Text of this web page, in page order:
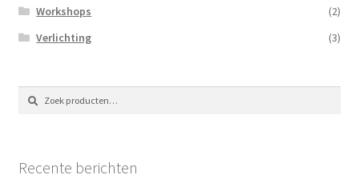
Workshops
(2)
Verlichting
(3)
Zoeken
naar:
Zoeken
Recente berichten